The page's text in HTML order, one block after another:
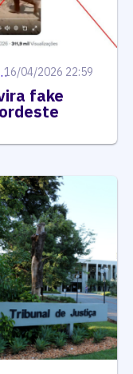
EXTREMISTAS16/04/2026 22:59
fake